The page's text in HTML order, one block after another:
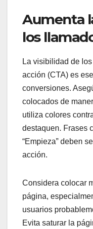
Aumenta
los
La visibilidad de
acción (CTA) es
conversiones.
colocados de
utiliza colores
destaquen. Frases
“Empieza” deben
acción.
Considera colocar
página,
usuarios
Evita saturar la